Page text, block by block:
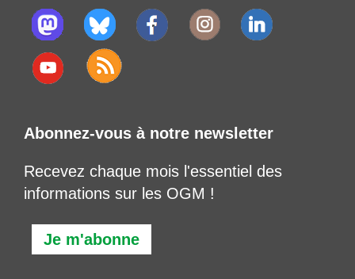
Abonnez-vous à notre newsletter
Recevez chaque mois l'essentiel des
informations sur les OGM !
Je m'abonne